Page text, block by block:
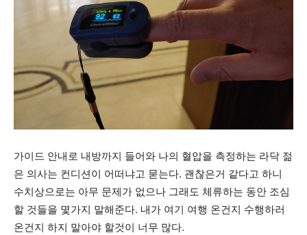
가이드 안내로 내방까지 들어와 나의 혈압을 측정하는 라닥 젊
은 의사는 컨디션이 어떠냐고 묻는다. 괜찮은거 같다고 하니
수치상으로는 아무 문제가 없으나 그래도 체류하는 동안 조심
할 것들을 몇가지 말해준다. 내가 여기 여행 온건지 수행하러
온건지 하지 말아야 할것이 너무 많다.